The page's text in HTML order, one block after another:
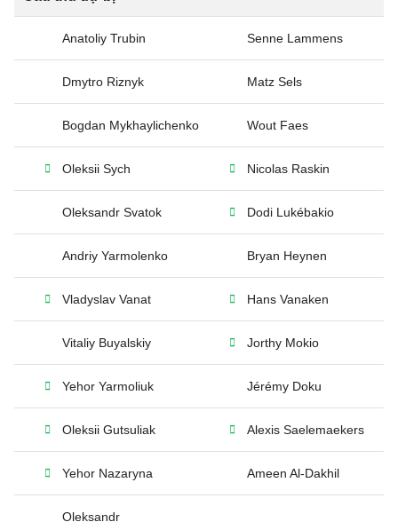
Anatoliy Trubin Senne Lammens
Dmytro Riznyk Matz Sels
Bogdan Mykhaylichenko Wout Faes
Oleksii Sych Nicolas Raskin
Oleksandr Svatok Dodi Lukébakio
Andriy Yarmolenko Bryan Heynen
Vladyslav Vanat Hans Vanaken
Vitaliy Buyalskiy Jorthy Mokio
Yehor Yarmoliuk Jérémy Doku
Oleksii Gutsuliak Alexis Saelemaekers
Yehor Nazaryna Ameen Al-Dakhil
Oleksandr